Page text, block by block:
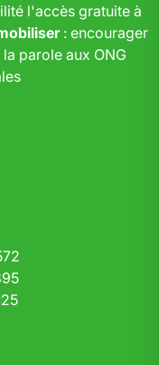
l'accès gratuite à
: encourager
parole aux ONG